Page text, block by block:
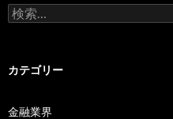
検
索:
カテゴリー
金融業界